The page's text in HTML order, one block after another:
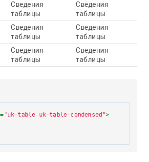
Сведения
таблицы
Сведения
таблицы
Сведения
таблицы
Сведения
таблицы
Сведения
таблицы
Сведения
таблицы
= "uk-table uk-table-condensed">